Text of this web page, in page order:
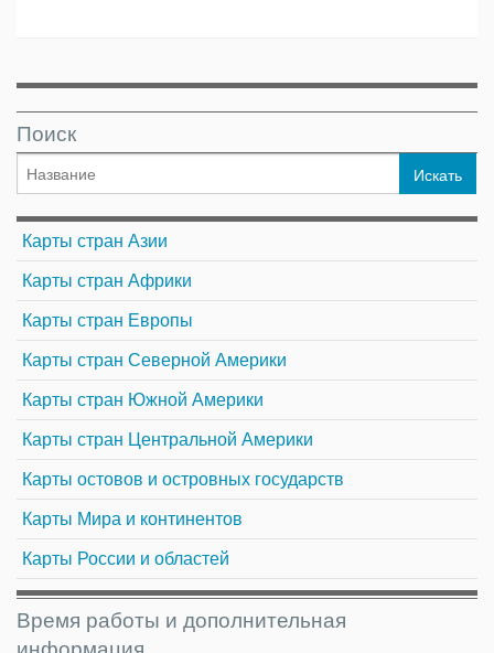
Поиск
Карты стран Азии
Карты стран Африки
Карты стран Европы
Карты стран Северной Америки
Карты стран Южной Америки
Карты стран Центральной Америки
Карты остовов и островных государств
Карты Мира и континентов
Карты России и областей
Время работы и дополнительная
информация